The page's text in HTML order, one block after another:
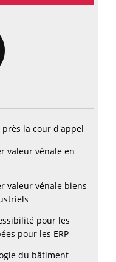
la cour d'appel
valeur vénale en
valeur vénale biens
pour les
pour les ERP
du bâtiment